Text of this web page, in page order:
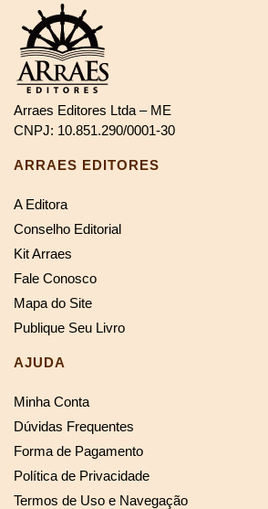
Arraes Editores Ltda – ME
CNPJ: 10.851.290/0001-30
ARRAES EDITORES
A Editora
Conselho Editorial
Kit Arraes
Fale Conosco
Mapa do Site
Publique Seu Livro
AJUDA
Minha Conta
Dúvidas Frequentes
Forma de Pagamento
Política de Privacidade
Termos de Uso e Navegação